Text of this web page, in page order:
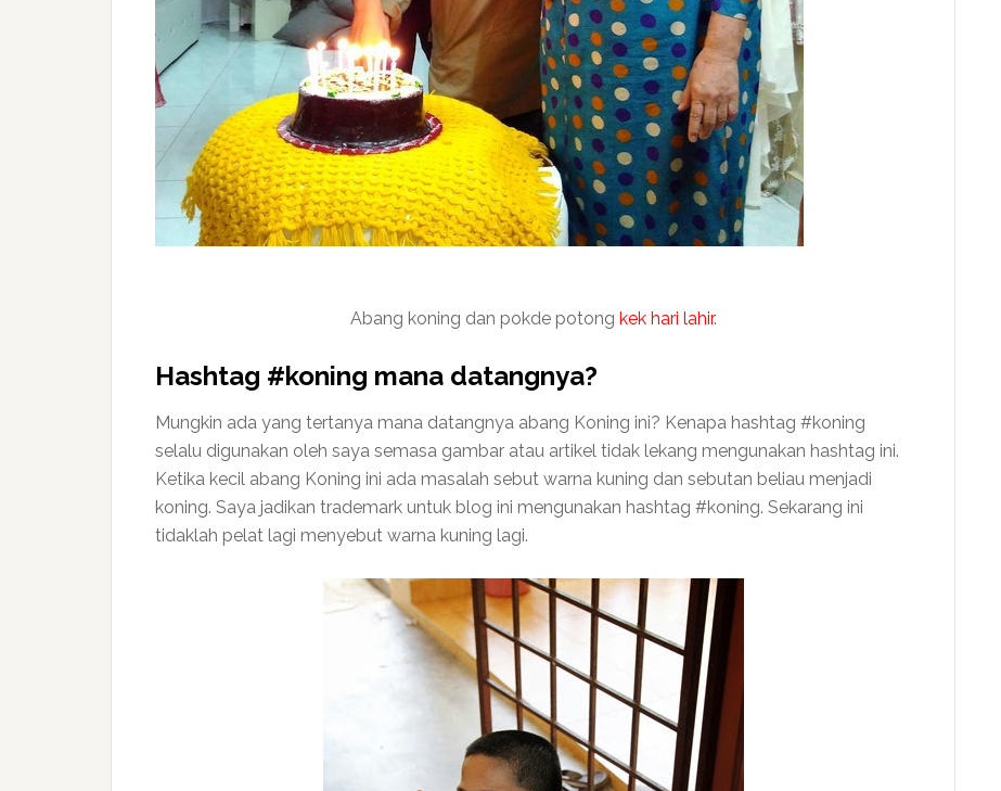
Abang koning dan pokde potong kek hari lahir.
Hashtag #koning mana datangnya?
Mungkin ada yang tertanya mana datangnya abang Koning ini? Kenapa hashtag #koning
selalu digunakan oleh saya semasa gambar atau artikel tidak lekang mengunakan hashtag ini.
Ketika kecil abang Koning ini ada masalah sebut warna kuning dan sebutan beliau menjadi
koning. Saya jadikan trademark untuk blog ini mengunakan hashtag #koning. Sekarang ini
tidaklah pelat lagi menyebut warna kuning lagi.